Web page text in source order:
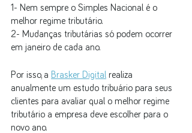
1- Nem sempre o Simples Nacional é o
melhor regime tributário.
2- Mudanças tributárias só podem ocorrer
em janeiro de cada ano.
Por isso, a Brasker Digital realiza
anualmente um estudo tribuário para seus
clientes para avaliar qual o melhor regime
tributário a empresa deve escolher para o
novo ano.